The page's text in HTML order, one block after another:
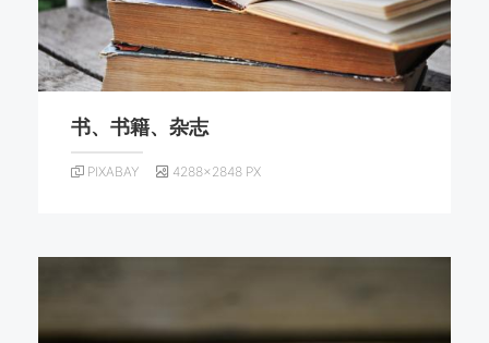
书、书籍、杂志
PIXABAY 4288×2848 PX